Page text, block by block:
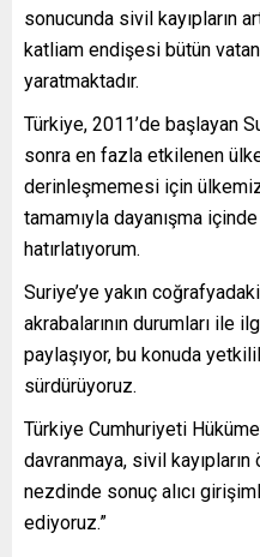
sonucunda sivil kayıpların
katliam endişesi bütün
yaratmaktadır.
Türkiye, 2011’de başlayan
sonra en fazla etkilenen
derinleşmemesi için
tamamıyla dayanışma
hatırlatıyorum.
Suriye’ye yakın
akrabalarının durumları ile
paylaşıyor, bu konuda
sürdürüyoruz.
Türkiye Cumhuriyeti
davranmaya, sivil
nezdinde sonuç alıcı
ediyoruz.”